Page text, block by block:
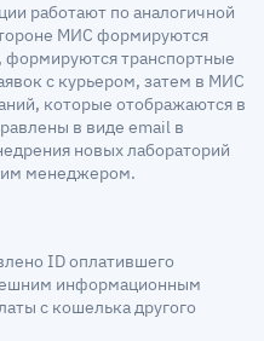
работают по аналогичной
МИС формируются
транспортные
с курьером, затем в МИС
которые отображаются в
в виде email в
новых лабораторий
менеджером.
ID оплатившего
информационным
с кошелька другого